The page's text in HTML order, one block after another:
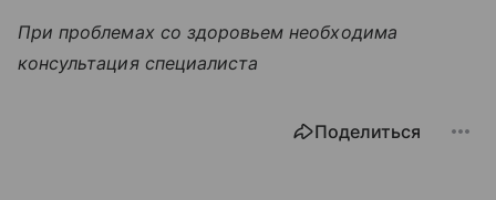
При проблемах со здоровьем необходима
консультация специалиста
Поделиться